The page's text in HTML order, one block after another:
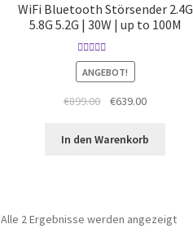
WiFi Bluetooth Störsender 2.4G
5.8G 5.2G | 30W | up to 100M
Bewertet mit
5.00von 5
ANGEBOT!
€899.00
Ursprünglicher
war:
€639.00Aktueller
ist:
In den Warenkorb
Alle 2 Ergebnisse werden angezeigt